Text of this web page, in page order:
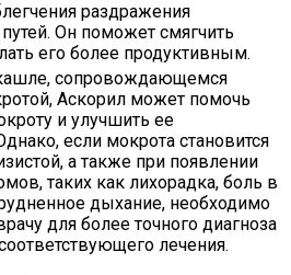
раздражения
Он поможет смягчить
его более продуктивным.
сопровождающемся
Аскорил может помочь
и улучшить ее
если мокрота становится
а также при появлении
таких как лихорадка, боль в
дыхание, необходимо
для более точного диагноза
лечения.